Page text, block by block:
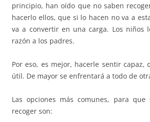
principio, han oído que no saben
hacerlo ellos, que si lo hacen no va a
va a convertir en una carga. Los niños
razón a los padres.
Por eso, es mejor, hacerle sentir capaz,
útil. De mayor se enfrentará a todo de
Las opciones más comunes, para que
recoger son: